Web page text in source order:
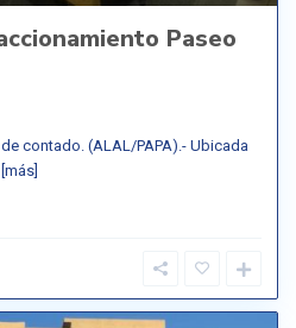
Paseo
contado. (ALAL/PAPA).- Ubicada
[más]